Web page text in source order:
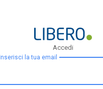
Accedi
Inserisci la tua email